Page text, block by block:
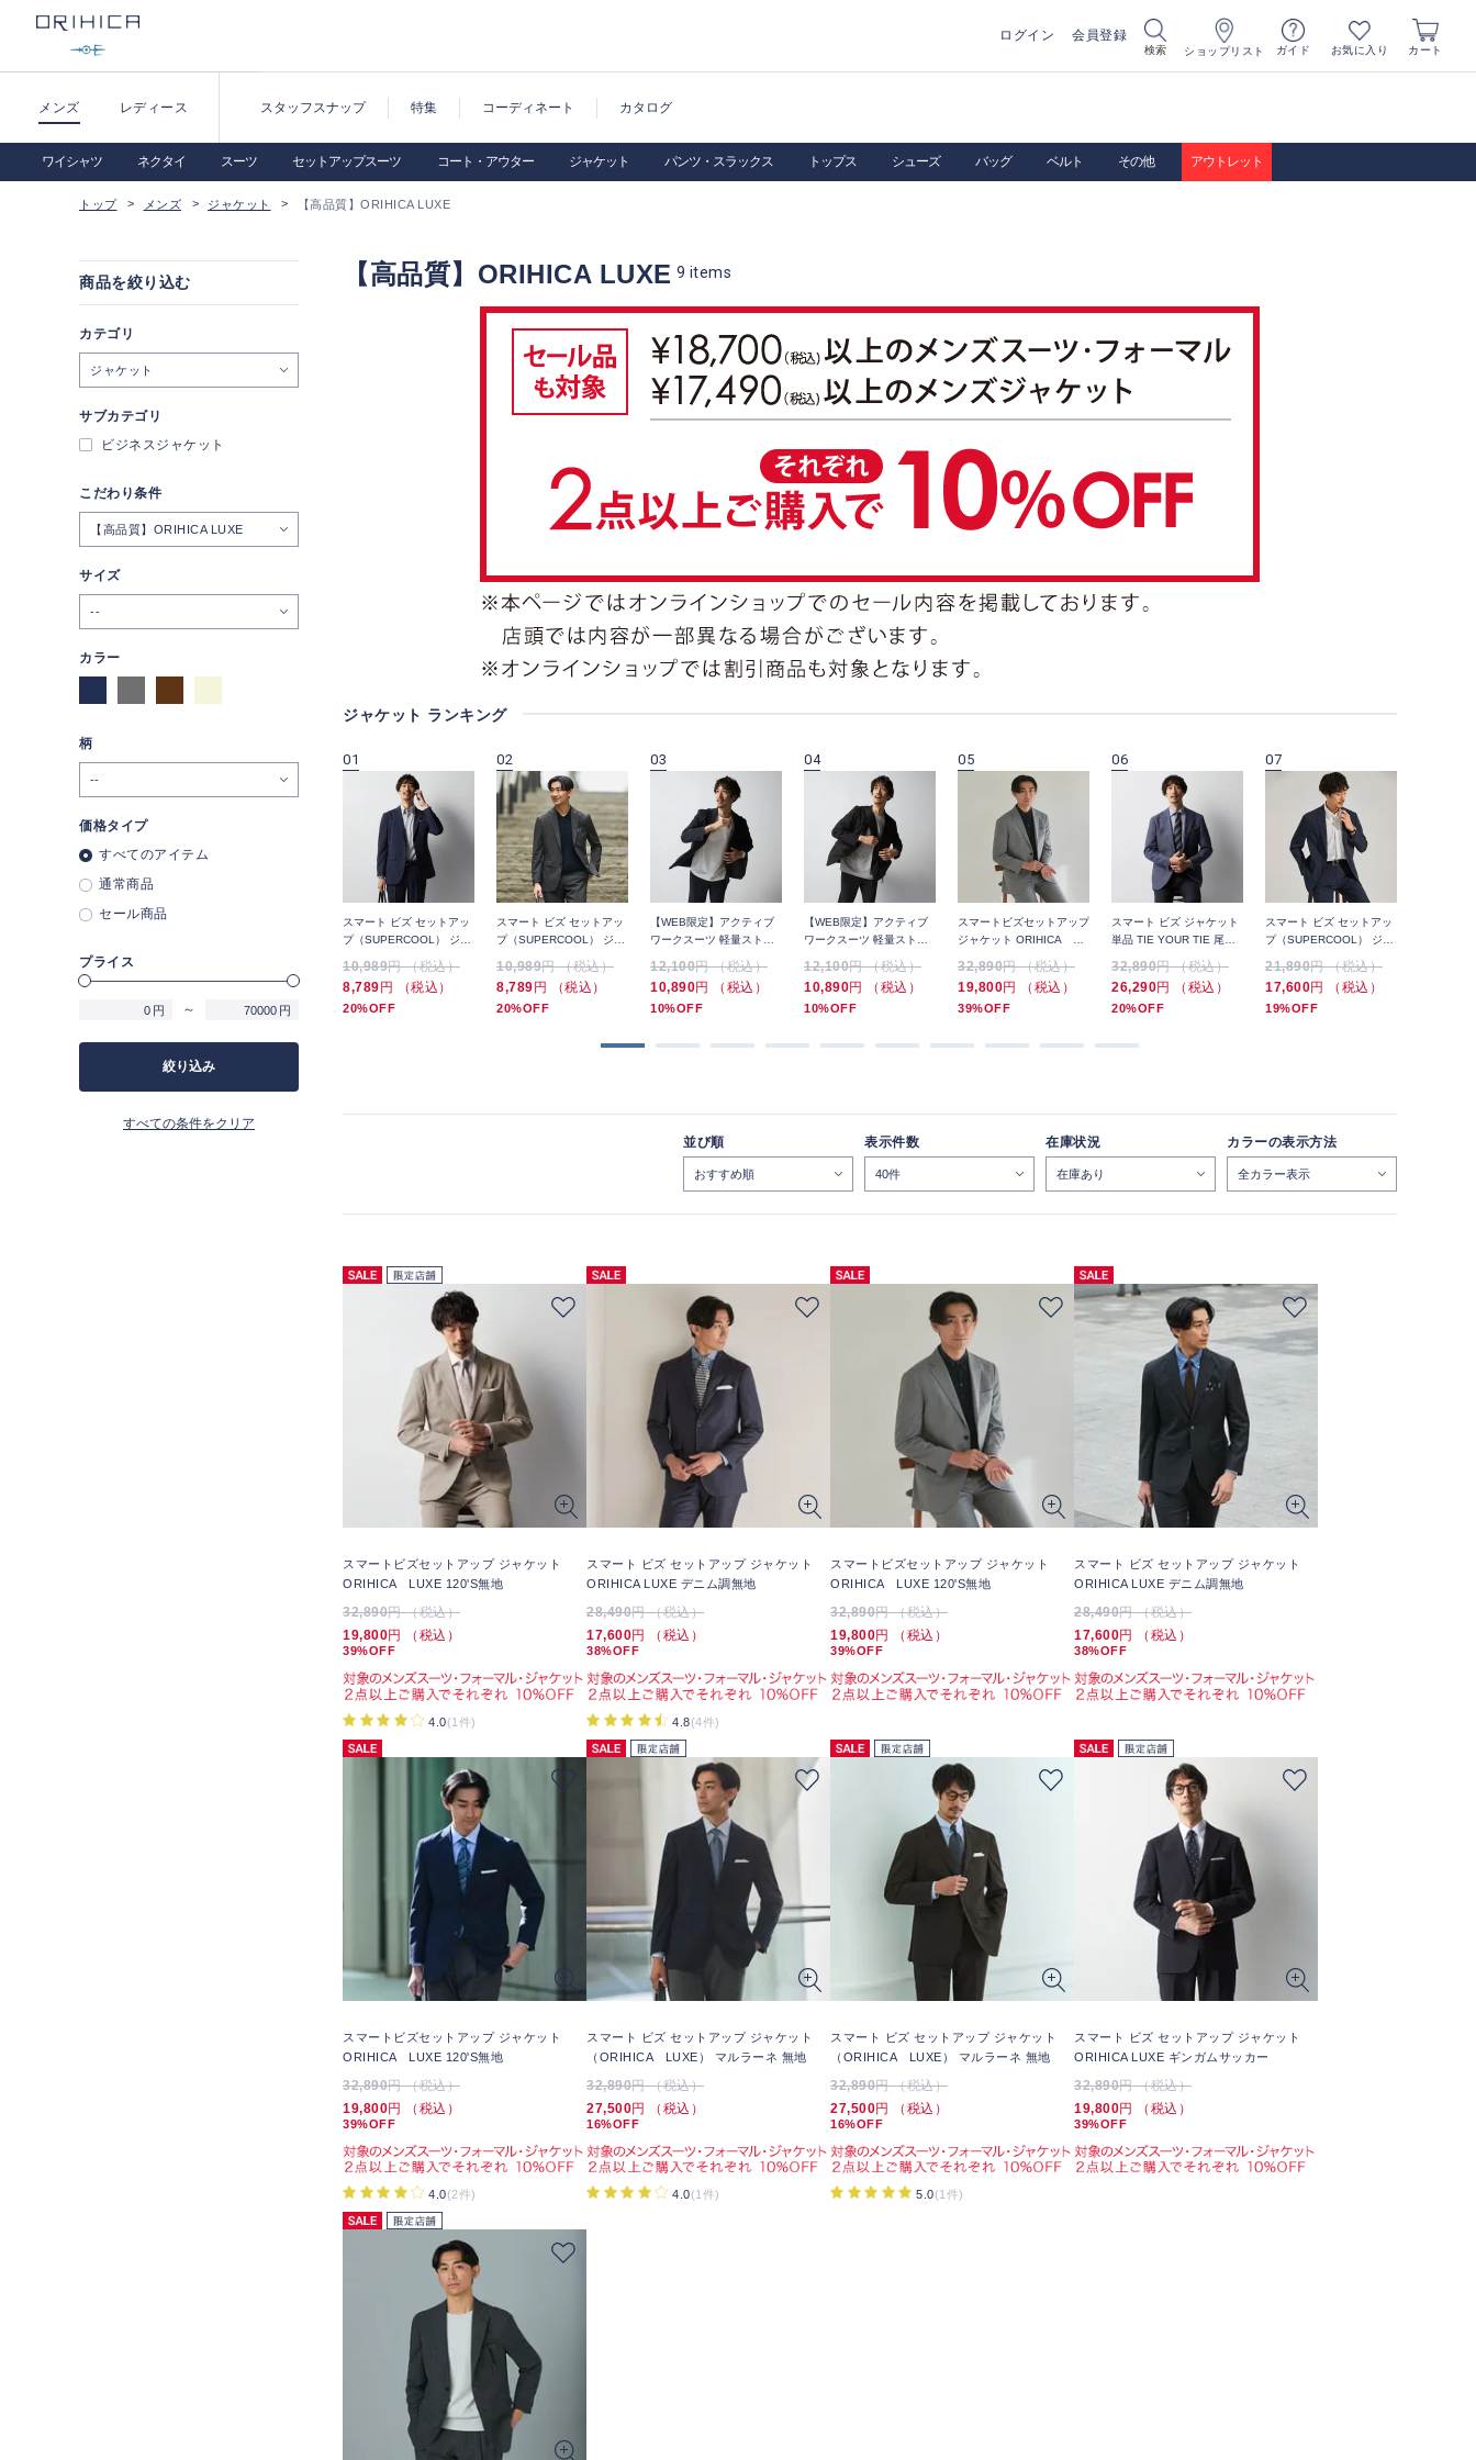
ログイン 会員登録
検索 ショップリスト ガイド お気に入り カート
メンズ レディース スタッフスナップ 特集 コーディネート カタログ
ワイシャツ ネクタイ スーツ セットアップスーツ コート・アウター ジャケット パンツ・スラックス トップス シューズ バッグ ベルト その他 アウトレット
トップ メンズ ジャケット 【高品質】ORIHICA LUXE
【高品質】ORIHICA LUXE 9 items
ジャケット ランキング
スマート ビズ セットアッ
ケット 高通気 デニム調無
円 （税込）
17,600円 （税込）
10
円 （税込）
19%OFF
01
スマート ビズ セットアッ
プ（SUPERCOOL） ジャ
10,989円 （税込）
8,789 円 （税込）
20%OFF
02
スマート ビズ セットアッ
プ（SUPERCOOL） ジャ
10,989円 （税込）
8,789 円 （税込）
20%OFF
03
【WEB限定】アクティブ
ワークスーツ 軽量ストレ
プ ユニセックス
12,100円 （税込）
10,890円 （税込）
10%OFF
04
【WEB限定】アクティブ
ワークスーツ 軽量ストレ
プ ユニセックス
12,100円 （税込）
10,890円 （税込）
10%OFF
05
スマートビズセットアップ
ジャケット ORIHICA
32,890円 （税込）
19,800円 （税込）
39%OFF
06
スマート ビズ ジャケット
単品 TIE YOUR TIE 尾州
32,890円 （税込）
26,290円 （税込）
20%OFF
07
スマート ビズ セットアッ
プ（SUPERCOOL） ジャ
21,890円 （税込）
17,600円 （税込）
19%OFF
並び順 表示件数 在庫状況 カラーの表示方法
スマートビズセットアップ ジャケット
ORIHICA LUXE 120'S無地
32,890円 （税込）
19,800円 （税込）
39%OFF
4.0(1件)
スマート ビズ セットアップ ジャケット
ORIHICA LUXE デニム調無地
28,490円 （税込）
17,600円 （税込）
38%OFF
4.8(4件)
スマートビズセットアップ ジャケット
ORIHICA LUXE 120'S無地
32,890円 （税込）
19,800円 （税込）
39%OFF
スマート ビズ セットアップ ジャケット
ORIHICA LUXE デニム調無地
28,490円 （税込）
17,600円 （税込）
38%OFF
スマートビズセットアップ ジャケット
ORIHICA LUXE 120'S無地
32,890円 （税込）
19,800円 （税込）
39%OFF
4.0(2件)
スマート ビズ セットアップ ジャケット
（ORIHICA LUXE） マルラーネ 無地
32,890円 （税込）
27,500円 （税込）
16%OFF
4.0(1件)
スマート ビズ セットアップ ジャケット
（ORIHICA LUXE） マルラーネ 無地
32,890円 （税込）
27,500円 （税込）
16%OFF
5.0(1件)
スマート ビズ セットアップ ジャケット
ORIHICA LUXE ギンガムサッカー
32,890円 （税込）
19,800円 （税込）
39%OFF
商品を絞り込む
カテゴリ
ジャケット
サブカテゴリ
ビジネスジャケット
こだわり条件
【高品質】ORIHICA LUXE
サイズ
--
カラー
柄
価格タイプ
すべてのアイテム
通常商品
セール商品
プライス
円 ～ 円
絞り込み
すべての条件をクリア